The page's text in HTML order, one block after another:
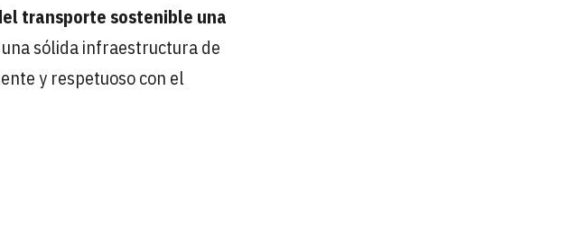
transporte sostenible una
una sólida infraestructura de
y respetuoso con el